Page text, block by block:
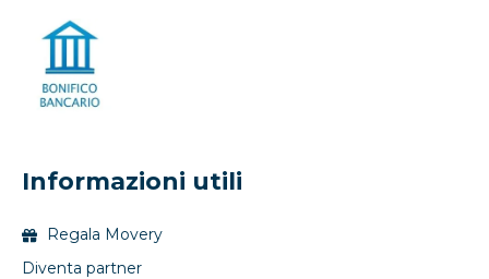
Informazioni utili
Regala Movery
Diventa partner